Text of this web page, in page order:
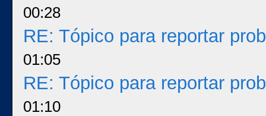
00:28
RE: Tópico para reportar
01:05
RE: Tópico para reportar
01:10